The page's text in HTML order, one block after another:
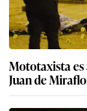
Mototaxista es
Juan de